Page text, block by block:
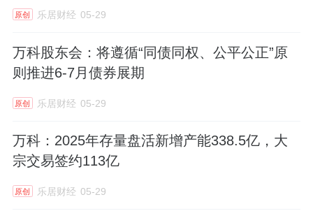
原创 乐居财经 05-29
万科股东会：将遵循“同债同权、公平公正”原
则推进6-7月债券展期
原创 乐居财经 05-29
万科：2025年存量盘活新增产能338.5亿，大
宗交易签约113亿
原创 乐居财经 05-29